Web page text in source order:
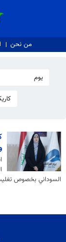
من نحن
يوم
السوداني بخصوص تغليب